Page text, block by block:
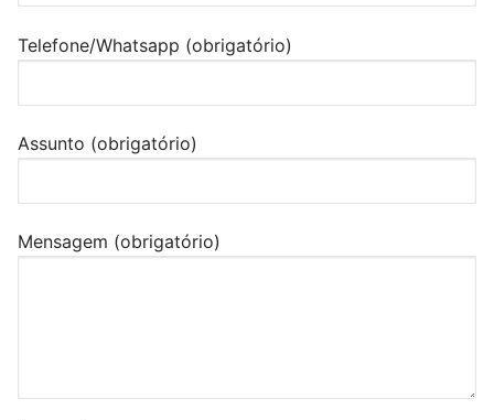
Telefone/Whatsapp (obrigatório)
Assunto (obrigatório)
Mensagem (obrigatório)